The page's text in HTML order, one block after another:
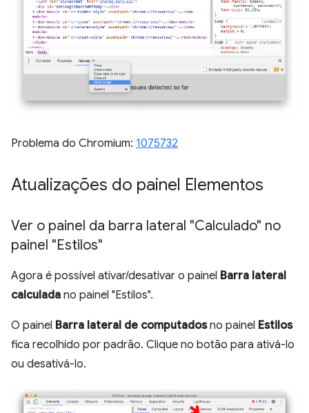
Problema do Chromium: 1075732
Atualizações do painel Elementos
Ver o painel da barra lateral "Calculado" no
painel "Estilos"
Agora é possível ativar/desativar o painel Barra lateral
calculada no painel "Estilos".
O painel Barra lateral de computadosno painel Estilos
fica recolhido por padrão. Clique no botão para ativá-lo
ou desativá-lo.